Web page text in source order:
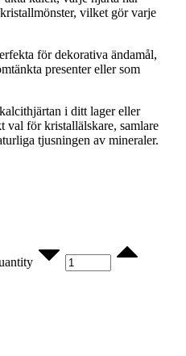
vilket gör varje
för dekorativa ändamål,
presenter eller som
i ditt lager eller
val för kristallälskare, samlare
tjusningen av mineraler.